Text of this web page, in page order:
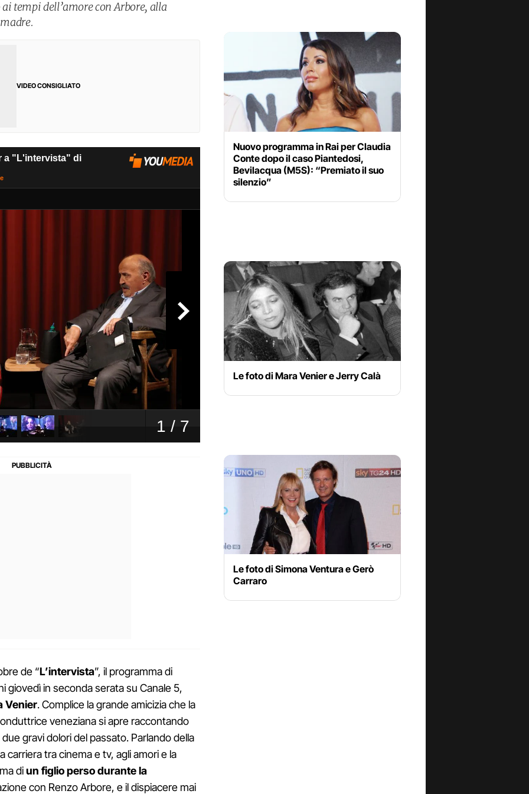
tempi dell’amore con Arbore, alla
VIDEO CONSIGLIATO
de “L’intervista”, il programma di
giovedì in seconda serata su Canale 5,
Venier. Complice la grande amicizia che la
veneziana si apre raccontando
gravi dolori del passato. Parlando della
carriera tra cinema e tv, agli amori e la
diun figlio perso durante la
con Renzo Arbore, e il dispiacere mai
Nuovo programma in Rai per Claudia
Conte dopo il caso Piantedosi,
Bevilacqua (M5S): “Premiato il suo
silenzio”
Le foto di Mara Venier e Jerry Calà
Le foto di Simona Ventura e Gerò
Carraro